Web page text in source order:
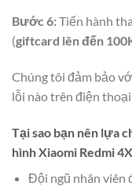
Bước 6:Tiến hành
(giftcard lên đến
Chúng tôi đảm bảo
lỗi nào trên điện
Tại sao bạn nên lựa
hình Xiaomi Redmi
Đội ngũ nhân viên